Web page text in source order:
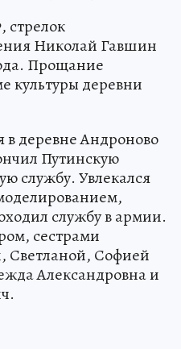
стрелок
Николай Гавшин
Прощание
культуры деревни
деревне Андроново
Путинскую
службу. Увлекался
службу в армии.
сестрами
Светланой, Софией
Александровна и